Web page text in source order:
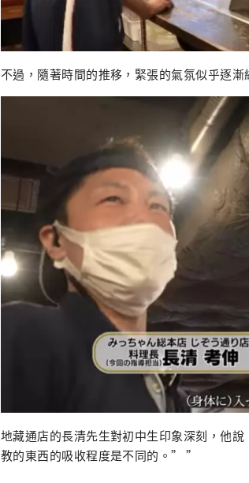
不過，隨著時間的推移，緊張的氣氛似乎逐
地藏通店的長清先生對初中生印象深刻，他
教的東西的吸收程度是不同的。” ”